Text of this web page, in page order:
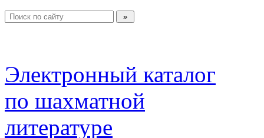
Электронный каталог
по шахматной
литературе